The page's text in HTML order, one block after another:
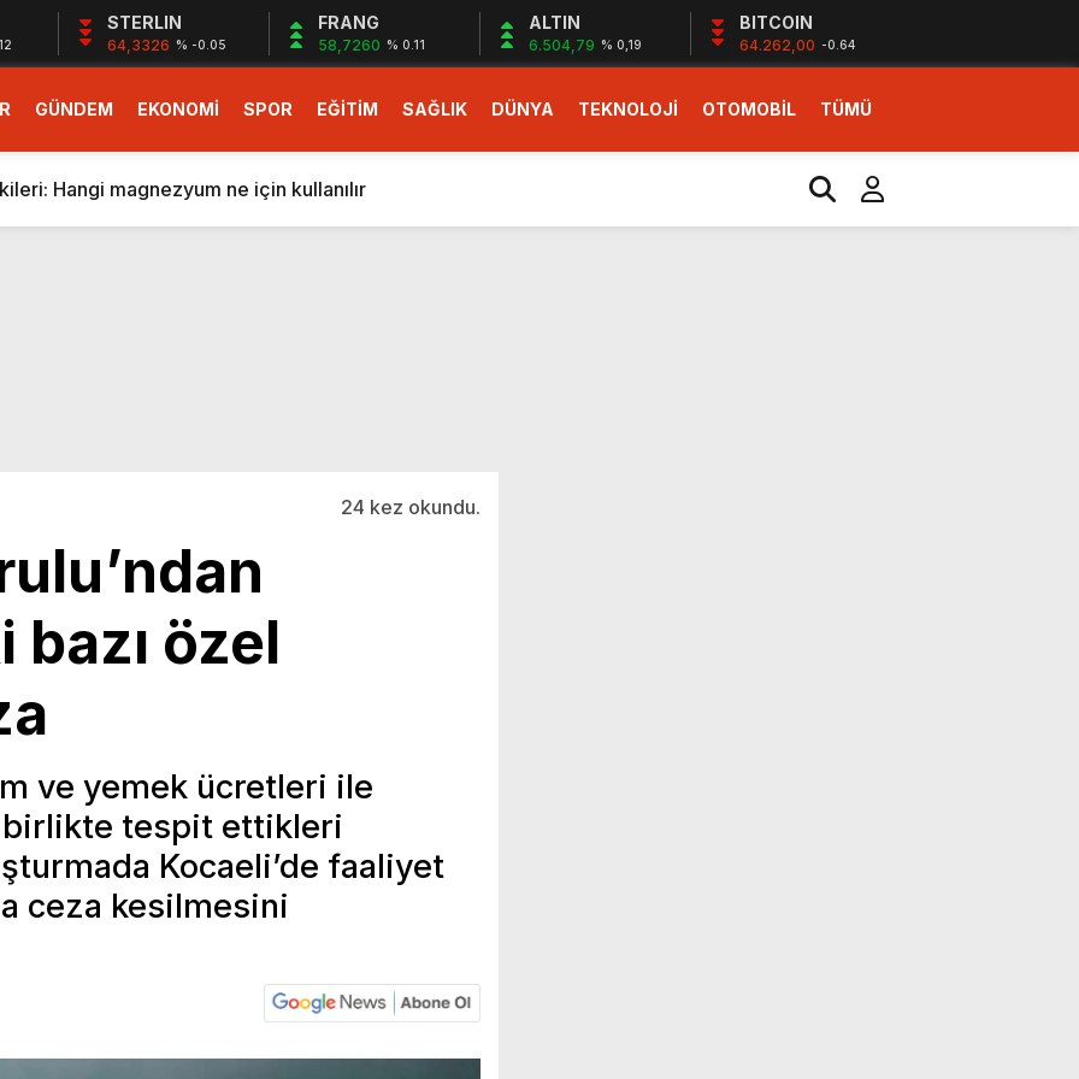
STERLIN
64,3326 % -0.05
FRANG
58,7260 % 0.11
ALTIN
6.504,79 % 0,19
BITCOIN
64.262,00 -0.64
GÜNDEM EKONOMİ SPOR EĞİTİM SAĞLIK DÜNYA TEKNOLOJİ OTOMOBİL TÜMÜ
dev teklif
gelecek yeni özellikler belli oldu
Hangi magnezyum ne için kullanılır
başlıyor
dev teklif
24 kez okundu.
bazı özel
ve yemek ücretleri ile
birlikte tespit ettikleri
Kocaeli’de faaliyet
ceza kesilmesini